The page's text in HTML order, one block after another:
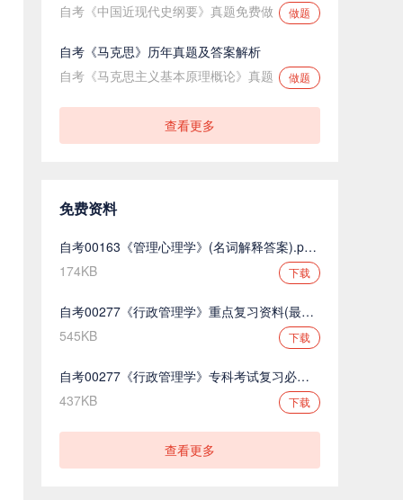
自考《中国近现代史纲要》真题免费做
做题
自考《马克思》历年真题及答案解析
自考《马克思主义基本原理概论》真题
做题
查看更多
免费资料
自考00163《管理心理学》(名词解释答案).pdf.pdf
174KB
下载
自考00277《行政管理学》重点复习资料(最新整理).pdf.pdf
545KB
下载
自考00277《行政管理学》专科考试复习必备.pdf.pdf
437KB
下载
查看更多